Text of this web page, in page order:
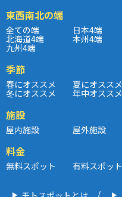
東西南北の端
全ての端 日本4端
北海道4端 本州4端
九州4端
季節
春にオススメ 夏にオススメ
冬にオススメ 年中オススメ
施設
屋内施設 屋外施設
料金
無料スポット 有料スポット